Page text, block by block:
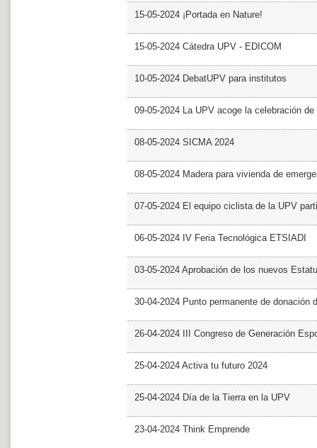
15-05-2024 ¡Portada en Nature!
15-05-2024 Cátedra UPV - EDICOM
10-05-2024 DebatUPV para institutos
09-05-2024 La UPV acoge la celebración
08-05-2024 SICMA 2024
08-05-2024 Madera para vivienda de
07-05-2024 El equipo ciclista de la UPV
06-05-2024 IV Feria Tecnológica ETSIADI
03-05-2024 Aprobación de los nuevos
30-04-2024 Punto permanente de donación
26-04-2024 III Congreso de Generación
25-04-2024 Activa tu futuro 2024
25-04-2024 Día de la Tierra en la UPV
23-04-2024 Think Emprende